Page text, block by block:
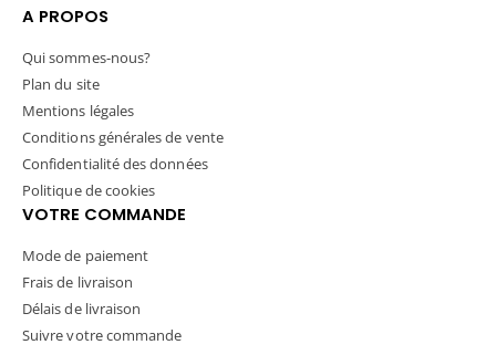
A PROPOS
Qui sommes-nous?
Plan du site
Mentions légales
Conditions générales de vente
Confidentialité des données
Politique de cookies
VOTRE COMMANDE
Mode de paiement
Frais de livraison
Délais de livraison
Suivre votre commande